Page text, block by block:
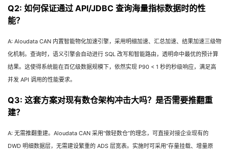
Q2: 如何保证通过 API/JDBC 查询海量指标数据时的性
能？
A: Aloudata CAN 内置智能物化加速引擎，采用明细加速、汇总加速、结果加速三级物
化机制。查询时，语义引擎会自动进行 SQL 改写和智能路由，透明命中最优的预计算
结果。这使得系统能在百亿级数据规模下，依然实现 P90 < 1 秒的秒级响应，满足高
并发 API 调用的性能要求。
Q3: 这套方案对现有数仓架构冲击大吗？是否需要推翻重
建？
A: 无需推翻重建。Aloudata CAN 采用“做轻数仓”的理念，可直接对接企业现有的
DWD 明细数据层，无需建设繁重的 ADS 层宽表。实施时可采用“存量挂载、增量原